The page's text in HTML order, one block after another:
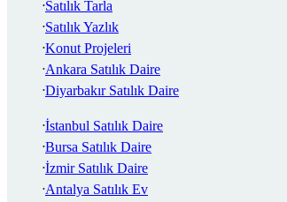
Satılık Tarla
Satılık Yazlık
Konut Projeleri
Ankara Satılık Daire
Diyarbakır Satılık Daire
İstanbul Satılık Daire
Bursa Satılık Daire
İzmir Satılık Daire
Antalya Satılık Ev